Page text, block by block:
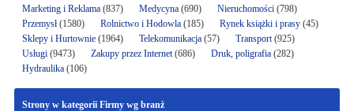
Marketing i Reklama(837) Medycyna(690) Nieruchomości(798)
Przemysł(1580) Rolnictwo i Hodowla(185) Rynek książki i prasy(45)
Sklepy i Hurtownie(1964) Telekomunikacja(57) Transport(925)
Usługi(9473) Zakupy przez Internet(686) Druk, poligrafia(282)
Hydraulika(106)
Strony w kategorii Firmy wg branż